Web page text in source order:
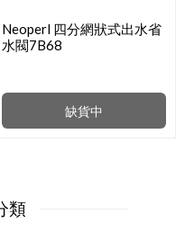
缺貨中
Neoperl 四分網狀式出水省
水閥7B68
類